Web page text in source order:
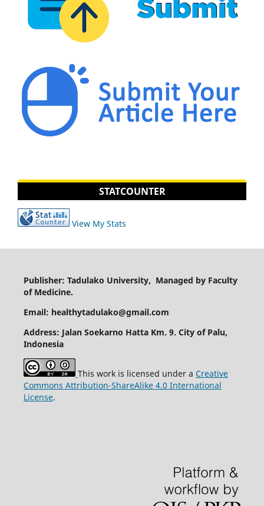
STATCOUNTER
View My Stats
Publisher: Tadulako University, Managed by Faculty
of Medicine.
Email: healthytadulako@gmail.com
Address: Jalan Soekarno Hatta Km. 9. City of Palu,
Indonesia
This work is licensed under a Creative
Commons Attribution-ShareAlike 4.0 International
License.